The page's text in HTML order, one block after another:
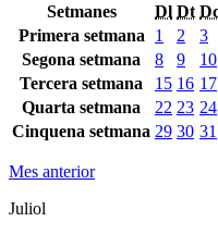
Setmanes
Dl Dt
Primera setmana
1 2 3
Segona setmana
8 9 10
Tercera setmana
15 16 17
Quarta setmana
22 23 24
Cinquena setmana 29 30 31
Mes anterior
Juliol